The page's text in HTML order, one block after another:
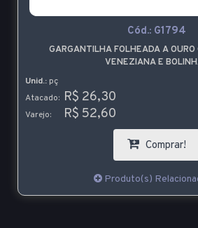
Cód.: G1794
GARGANTILHA FOLHEADA A OURO
VENEZIANA E
Unid.: pç
Atacado: R$ 26,30
Varejo: R$ 52,60
Comprar!
Produto(s)